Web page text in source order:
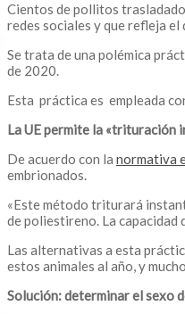
Cientos de pollitos
redes sociales y que refleja el
Se trata de una polémica
de 2020.
Esta práctica es empleada
La UE permite la «trituración
De acuerdo con la normativa
embrionados.
«Este método triturará
de poliestireno. La capacidad
Las alternativas a esta
estos animales al año, y
Solución: determinar el sexo